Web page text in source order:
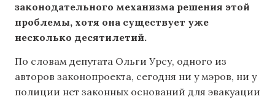
законодательного механизма решения этой
проблемы, хотя она существует уже
несколько десятилетий.
По словам депутата Ольги Урсу, одного из
авторов законопроекта, сегодня ни у мэров, ни у
полиции нет законных оснований для эвакуации